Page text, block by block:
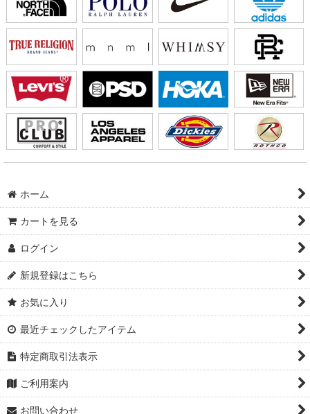
ホーム
カートを見る
ログイン
新規登録はこちら
お気に入り
最近チェックしたアイテム
特定商取引法表示
ご利用案内
お問い合わせ